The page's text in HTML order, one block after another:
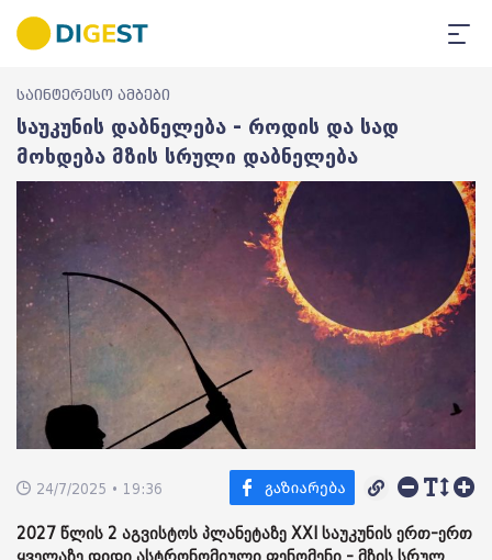
საინტერესო ამბები
საუკუნის დაბნელება - როდის და სად
მოხდება მზის სრული დაბნელება
24/7/2025 • 19:36
2027 წლის 2 აგვისტოს პლანეტაზე XXI საუკუნის ერთ-ერთ